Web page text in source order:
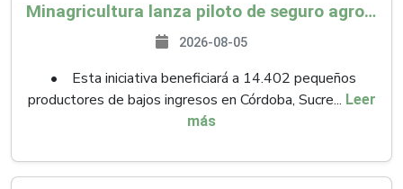
Minagricultura lanza piloto de seguro agropecuario por $9.625 millones para proteger a más de 14.000 pequeños productores contra riesgos del Fenómeno de El Niño
2026-08-05
• Esta iniciativa beneficiará a 14.402 pequeños
productores de bajos ingresos en Córdoba, Sucre... Leer
más